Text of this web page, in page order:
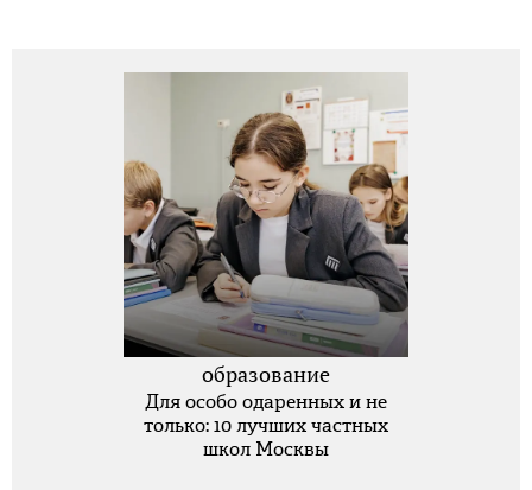
образование
Для особо одаренных и не
только: 10 лучших частных
школ Москвы